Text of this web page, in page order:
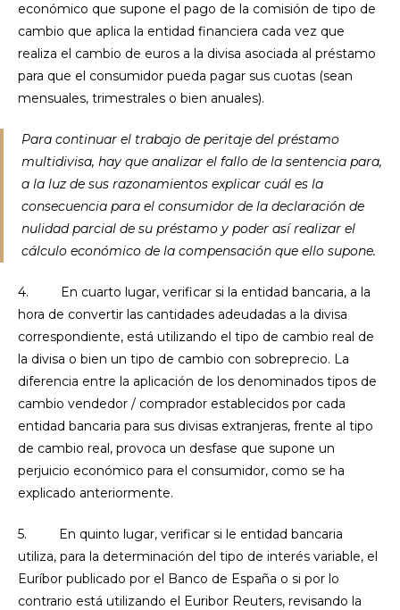
económico que supone el pago de la comisión de tipo de
cambio que aplica la entidad financiera cada vez que
realiza el cambio de euros a la divisa asociada al préstamo
para que el consumidor pueda pagar sus cuotas (sean
mensuales, trimestrales o bien anuales).
Para continuar el trabajo de peritaje del préstamo
multidivisa, hay que analizar el fallo de la sentencia para,
a la luz de sus razonamientos explicar cuál es la
consecuencia para el consumidor de la declaración de
nulidad parcial de su préstamo y poder así realizar el
cálculo económico de la compensación que ello supone.
4. En cuarto lugar, verificar si la entidad bancaria, a la
hora de convertir las cantidades adeudadas a la divisa
correspondiente, está utilizando el tipo de cambio real de
la divisa o bien un tipo de cambio con sobreprecio. La
diferencia entre la aplicación de los denominados tipos de
cambio vendedor / comprador establecidos por cada
entidad bancaria para sus divisas extranjeras, frente al tipo
de cambio real, provoca un desfase que supone un
perjuicio económico para el consumidor, como se ha
explicado anteriormente.
5. En quinto lugar, verificar si le entidad bancaria
utiliza, para la determinación del tipo de interés variable, el
Euríbor publicado por el Banco de España o si por lo
contrario está utilizando el Euribor Reuters, revisando la